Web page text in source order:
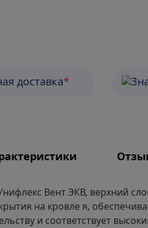
доставка*
Вент ЭКВ, верхний
на кровле я,
и соответствует